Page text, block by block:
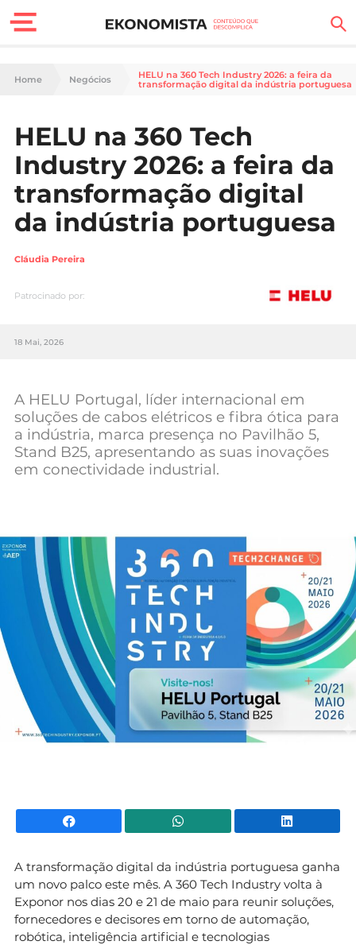
Finanças Pessoais
Carreira
Casa
Lifestyle
Sociedade
Tecnologia
Negócios
Home Negócios
HELU na 360 Tech Industry 2026: a feira da
transformação digital da indústria portuguesa
HELU na 360 Tech
Industry 2026: a feira da
transformação digital
da indústria portuguesa
Cláudia Pereira
Patrocinado por:
18 Mai, 2026
A HELU Portugal, líder internacional em
soluções de cabos elétricos e fibra ótica para
a indústria, marca presença no Pavilhão 5,
Stand B25, apresentando as suas inovações
em conectividade industrial.
Facebook WhatsApp
A transformação digital da indústria portuguesa ganha
um novo palco este mês. A 360 Tech Industry volta à
Exponor nos dias 20 e 21 de maio para reunir soluções,
fornecedores e decisores em torno de automação,
robótica, inteligência artificial e tecnologias